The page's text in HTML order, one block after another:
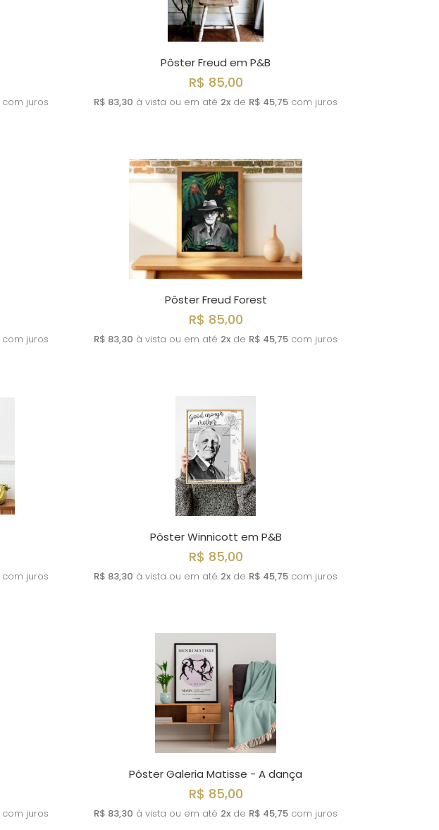
com juros
Pôster Freud em P&B
R$ 85,00
R$ 83,30 à vista ou em até 2x de R$ 45,75 com juros
com juros
Pôster Freud Forest
R$ 85,00
R$ 83,30 à vista ou em até 2x de R$ 45,75 com juros
com juros
Pôster Winnicott em P&B
R$ 85,00
R$ 83,30 à vista ou em até 2x de R$ 45,75 com juros
com juros
Pôster Galeria Matisse - A dança
R$ 85,00
R$ 83,30 à vista ou em até 2x de R$ 45,75 com juros